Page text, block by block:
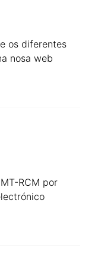
os diferentes
nosa web
RCM por